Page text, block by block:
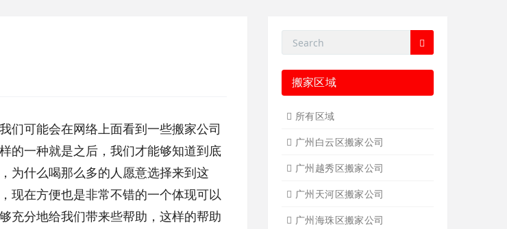
们可能会在网络上面看到一些搬家公司
的一种就是之后，我们才能够知道到底
为什么喝那么多的人愿意选择来到这
现在方便也是非常不错的一个体现可以
充分地给我们带来些帮助，这样的帮助
搬家区域
所有区域
广州白云区搬家公司
广州越秀区搬家公司
广州天河区搬家公司
广州海珠区搬家公司